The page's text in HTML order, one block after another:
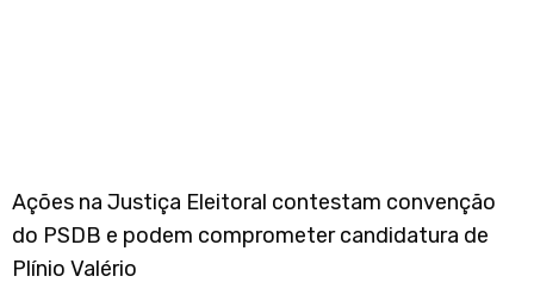
Ações na Justiça Eleitoral contestam convenção
do PSDB e podem comprometer candidatura de
Plínio Valério